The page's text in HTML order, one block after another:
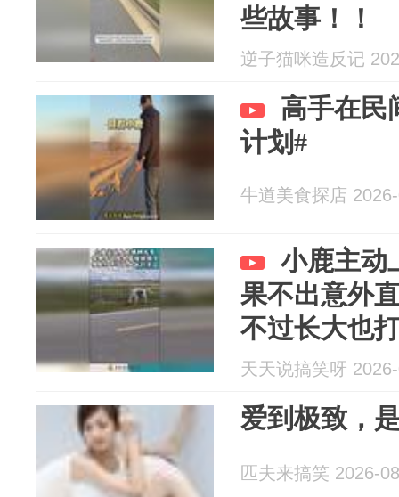
些故事！！
逆子猫咪造反记
高手在民
计划#
牛道美食探店
小鹿主动
果不出意外
不过长大也
天天说搞笑呀
爱到极致，
匹夫来搞笑 2026-